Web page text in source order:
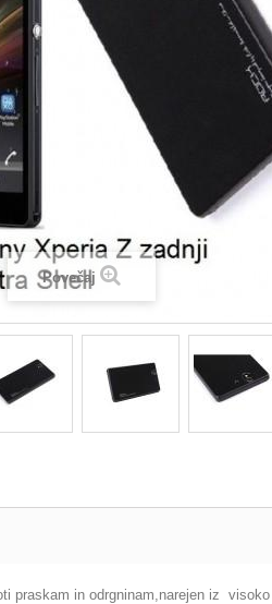
Povečaj
praskam in odrgninam,narejen iz